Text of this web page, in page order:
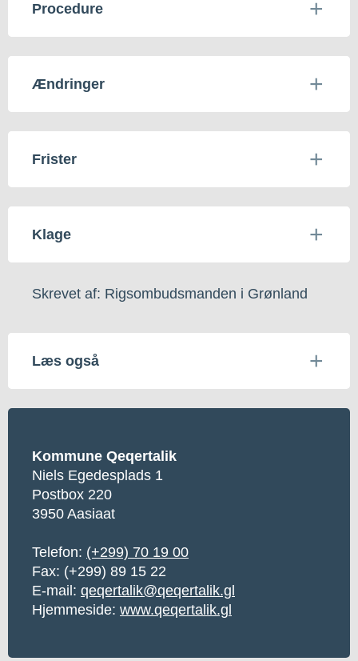
Procedure
Ændringer
Frister
Klage
Skrevet af: Rigsombudsmanden i Grønland
Læs også
Kommune Qeqertalik
Niels Egedesplads 1
Postbox 220
3950 Aasiaat
Telefon: (+299) 70 19 00
Fax: (+299) 89 15 22
E-mail: qeqertalik@qeqertalik.gl
Hjemmeside: www.qeqertalik.gl